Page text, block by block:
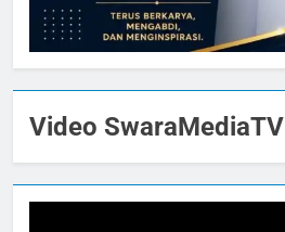
Video SwaraMediaTV